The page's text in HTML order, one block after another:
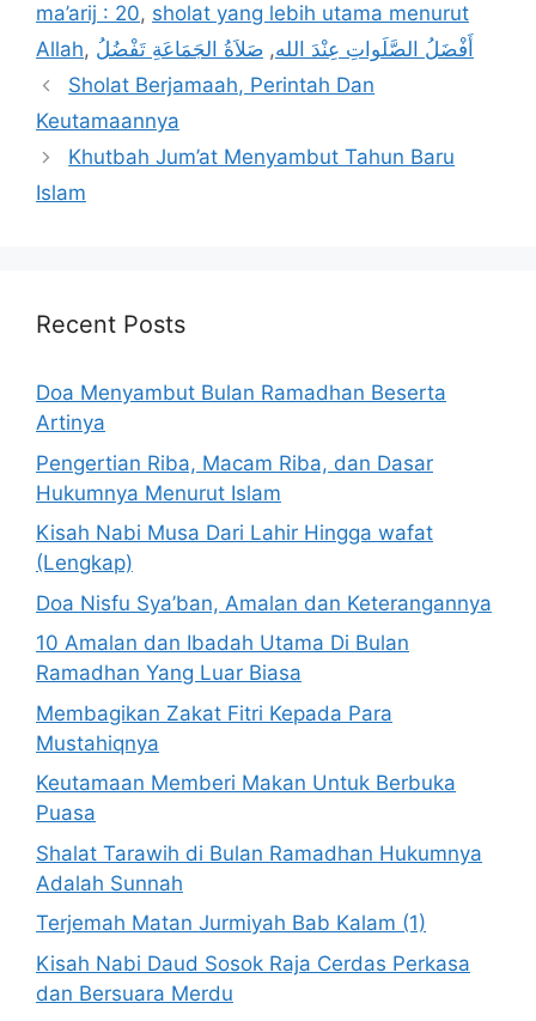
ma’arij : 20, sholat yang lebih utama menurut
Allah, أَفْضَلُ الصَّلَواتِ عِنْدَ الله, صَلاَةُ الجَمَاعَةِ تَفْضُلُ
Sholat Berjamaah, Perintah Dan
Keutamaannya
Khutbah Jum’at Menyambut Tahun Baru
Islam
Recent Posts
Doa Menyambut Bulan Ramadhan Beserta
Artinya
Pengertian Riba, Macam Riba, dan Dasar
Hukumnya Menurut Islam
Kisah Nabi Musa Dari Lahir Hingga wafat
(Lengkap)
Doa Nisfu Sya’ban, Amalan dan Keterangannya
10 Amalan dan Ibadah Utama Di Bulan
Ramadhan Yang Luar Biasa
Membagikan Zakat Fitri Kepada Para
Mustahiqnya
Keutamaan Memberi Makan Untuk Berbuka
Puasa
Shalat Tarawih di Bulan Ramadhan Hukumnya
Adalah Sunnah
Terjemah Matan Jurmiyah Bab Kalam (1)
Kisah Nabi Daud Sosok Raja Cerdas Perkasa
dan Bersuara Merdu